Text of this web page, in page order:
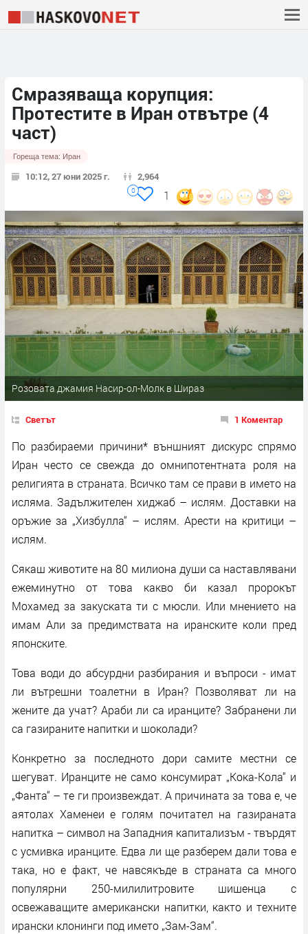
Смразяваща корупция:
Протестите в Иран отвътре (4
част)
Гореща тема: Иран
10:12, 27 юни 2025 г. 2,964
1
0
Розовата джамия Насир-ол-Молк в Шираз
Светът 1 Коментар
По разбираеми причини* външният дискурс спрямо
Иран често се свежда до омнипотентната роля на
религията в страната. Всичко там се прави в името на
исляма. Задължителен хиджаб – ислям. Доставки на
оръжие за „Хизбулла“ – ислям. Арести на критици –
ислям.
Сякаш животите на 80 милиона души са наставлявани
ежеминутно от това какво би казал пророкът
Мохамед за закуската ти с мюсли. Или мнението на
имам Али за предимствата на иранските коли пред
японските.
Това води до абсурдни разбирания и въпроси - имат
ли вътрешни тоалетни в Иран? Позволяват ли на
жените да учат? Араби ли са иранците? Забранени ли
са газираните напитки и шоколади?
Конкретно за последното дори самите местни се
шегуват. Иранците не само консумират „Кока-Кола“ и
„Фанта“ – те ги произвеждат. А причината за това е, че
аятолах Хаменеи е голям почитател на газираната
напитка – символ на Западния капитализъм - твърдят
с усмивка иранците. Едва ли ще разберем дали това е
така, но е факт, че навсякъде в страната са много
популярни 250-милилитровите шишенца с
освежаващите американски напитки, както и техните
ирански клонинги под името „Зам-Зам“.